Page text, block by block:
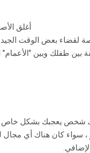
أغلق
لقضاء بعض الوقت
طفلك وبين "الأعمام"
شخص يعجبك بشكل
كان هناك أي مجال